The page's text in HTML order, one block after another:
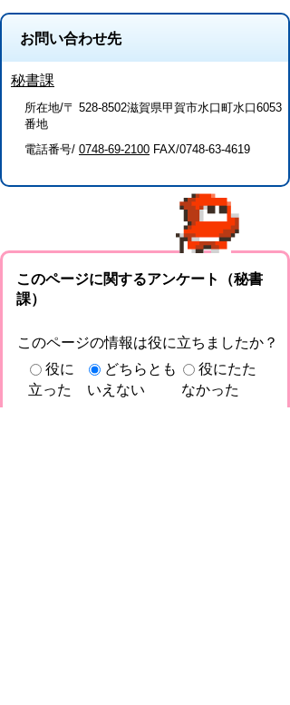
お問い合わせ先
秘書課
所在地/〒 528-8502滋賀県甲賀市水口町水口6053
番地
電話番号/ 0748-69-2100 FAX/0748-63-4619
このページに関するアンケート（秘書
課）
このページの情報は役に立ちましたか？
役に
立った
どちらとも
いえない
役にたた
なかった